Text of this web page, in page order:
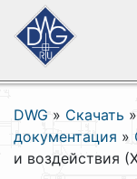
DWG » Скачать »
документация »
и воздействия